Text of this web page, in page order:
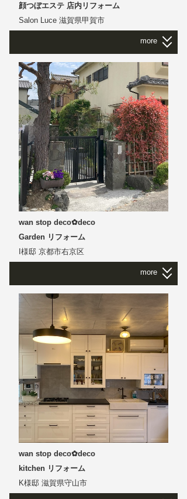
顔つぼエステ 店内リフォーム
Salon Luce 滋賀県甲賀市
more
Salon Luce ｜ 滋賀県甲賀市
顔つぼエステ 店内リフォーム
Salon Luce
エステは敷居が高い そんな方のための薬局
内にある顔つぼ専門店です
店内リフォームと 梁にデコレーション
deco✿deco がお客様の癒しにアシストできま
すよう
wan stop deco✿deco
Garden リフォーム
I様邸 京都市右京区
more
I様邸
Garden リフォーム
庭をリフォームしました
公園や遊歩道を散歩している雰囲気で
もともと景観のよいところです
おうちから 外の景色と庭を一帯に眺められる
よう
wan stop deco✿deco
kitchen リフォーム
K様邸 滋賀県守山市